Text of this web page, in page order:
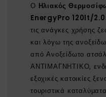
Ο Ηλιακός
EnergyPro 120lt/
τις ανάγκες χρήσης
και λόγω της
από Ανοξείδωτο
ΑΝΤΙΜΑΓΝΗΤΙΚΟ,
εξοχικές κατοικίες
τουριστικά